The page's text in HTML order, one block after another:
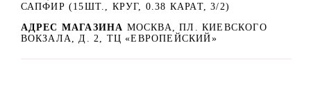
САПФИР (15ШТ., КРУГ, 0.38 КАРАТ, 3/2)
АДРЕС МАГАЗИНА МОСКВА, ПЛ. КИЕВСКОГО
ВОКЗАЛА, Д. 2, ТЦ «ЕВРОПЕЙСКИЙ»